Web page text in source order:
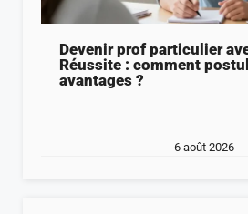
Devenir prof particulier
Réussite : comment
avantages ?
6 août 2026